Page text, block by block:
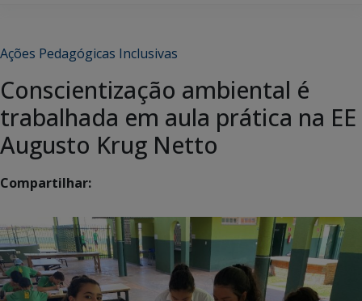
Ações Pedagógicas Inclusivas
Conscientização ambiental é
trabalhada em aula prática na EE
Augusto Krug Netto
Compartilhar: